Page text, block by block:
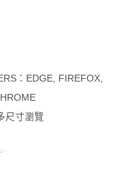
：EDGE, FIREFOX,
尺寸瀏覽